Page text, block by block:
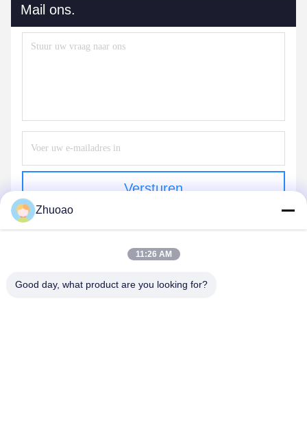
Mail ons.
Versturen
Zhuoao
11:26 AM
Good day, what product are you looking for?